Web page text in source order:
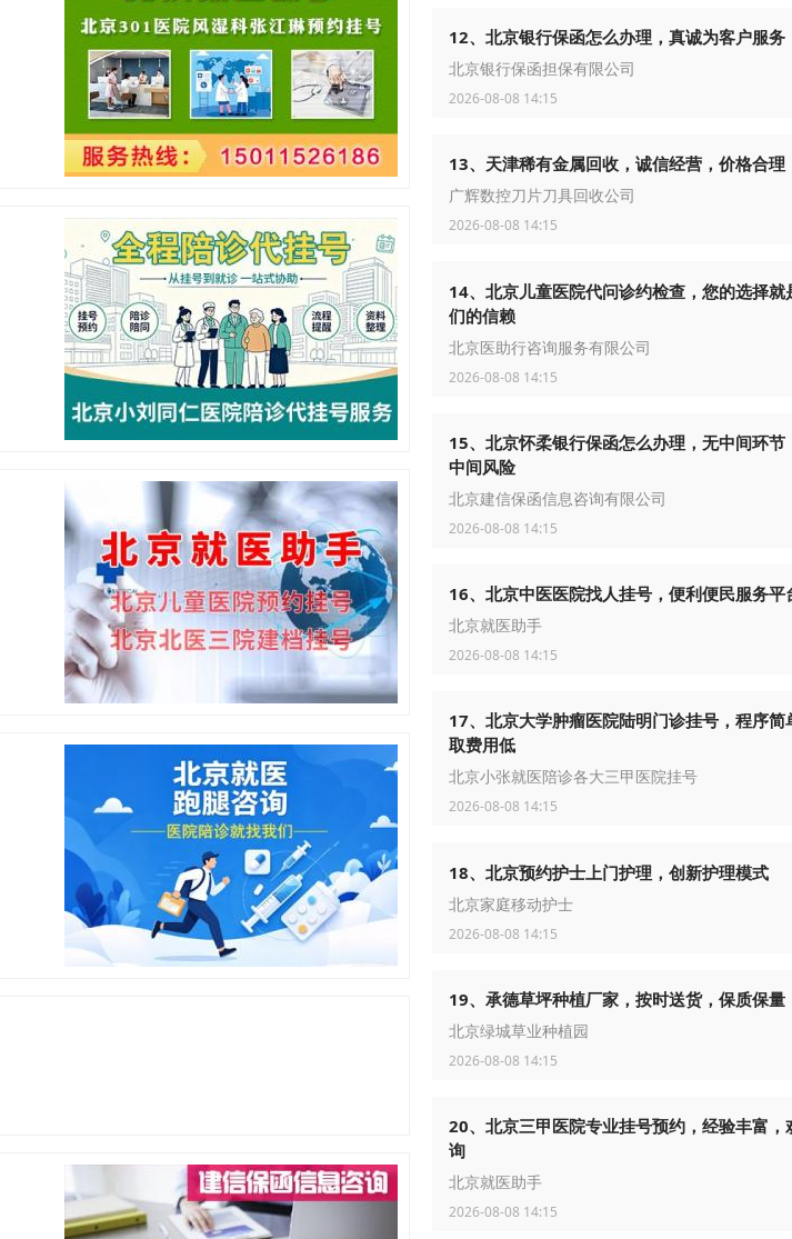
12、北京银行保函怎么办理，真诚为客户服务
北京银行保函担保有限公司
2026-08-08 14:15
13、天津稀有金属回收，诚信经营，价格合理
广辉数控刀片刀具回收公司
2026-08-08 14:15
14、北京儿童医院代问诊约检查，您的选择就
们的信赖
北京医助行咨询服务有限公司
2026-08-08 14:15
15、北京怀柔银行保函怎么办理，无中间环节
中间风险
北京建信保函信息咨询有限公司
2026-08-08 14:15
16、北京中医医院找人挂号，便利便民服务平
北京就医助手
2026-08-08 14:15
17、北京大学肿瘤医院陆明门诊挂号，程序简
取费用低
北京小张就医陪诊各大三甲医院挂号
2026-08-08 14:15
18、北京预约护士上门护理，创新护理模式
北京家庭移动护士
2026-08-08 14:15
19、承德草坪种植厂家，按时送货，保质保量
北京绿城草业种植园
2026-08-08 14:15
20、北京三甲医院专业挂号预约，经验丰富，
询
北京就医助手
2026-08-08 14:15